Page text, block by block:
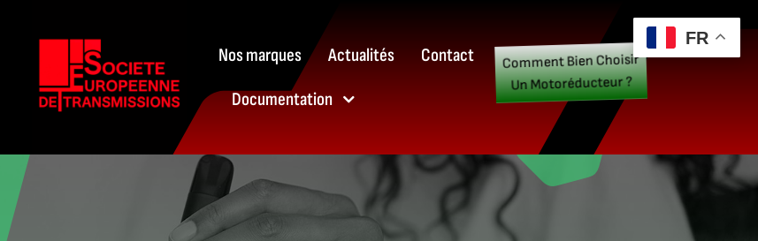
Nos marques Actualités
Contact
Documentation
Comment Bien Choisir
Un Motoréducteur ?
FR